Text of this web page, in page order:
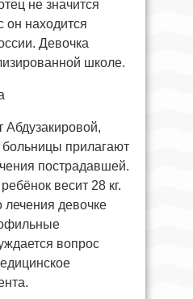
не значится
он находится
Девочка
школе.
больницы прилагают
пострадавшей.
весит 28 кг.
девочке
вопрос